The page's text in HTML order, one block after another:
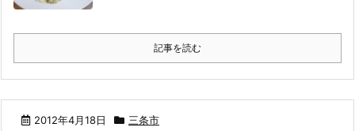
記事を読む
2012年4月18日 三条市